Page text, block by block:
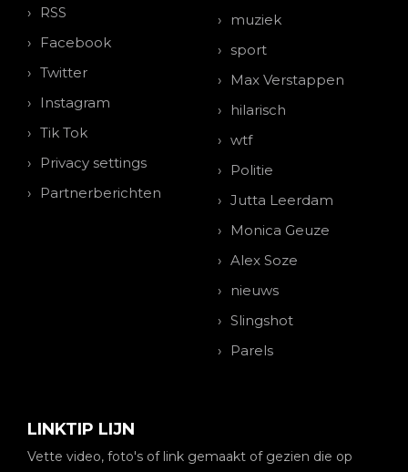
RSS
Facebook
Twitter
Instagram
Tik Tok
Privacy settings
Partnerberichten
muziek
sport
Max Verstappen
hilarisch
wtf
Politie
Jutta Leerdam
Monica Geuze
Alex Soze
nieuws
Slingshot
Parels
LINKTIP LIJN
Vette video, foto's of link gemaakt of gezien die op